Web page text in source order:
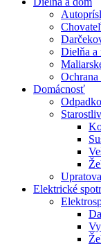
Dielňa a
Domácnosť
Elektrické